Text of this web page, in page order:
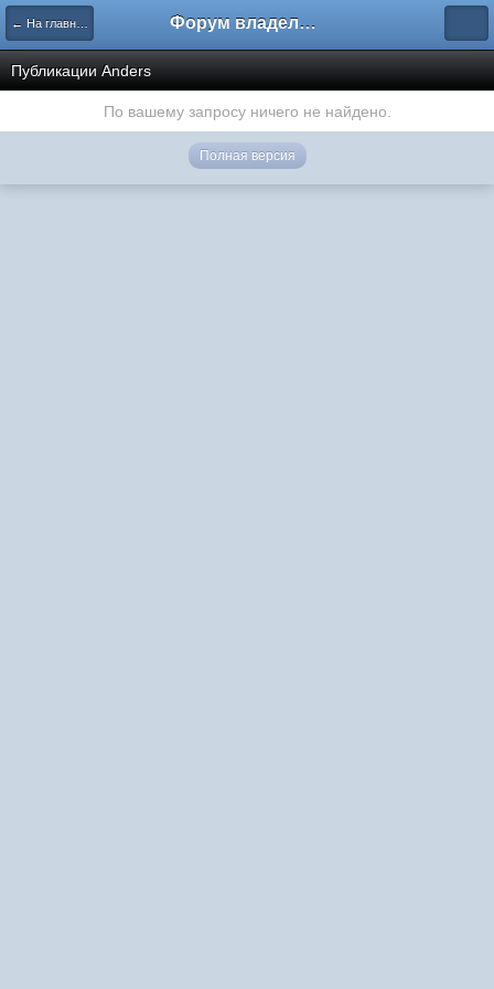
← На главную Форум владельцев интернет-магазинов
Публикации Anders
По вашему запросу ничего не найдено.
Полная версия